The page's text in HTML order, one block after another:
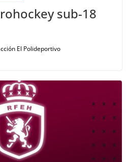
sub-18
El Polideportivo